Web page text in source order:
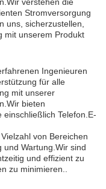
verstehen die
Stromversorgung
uns, sicherzustellen,
mit unserem Produkt
Ingenieuren
für alle
mit unserer
bieten
Telefon.E-
von Bereichen
Wartung.Wir sind
und effizient zu
zu minimieren..